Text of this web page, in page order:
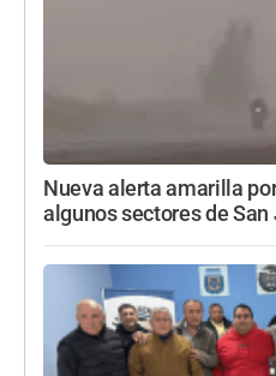
Nueva alerta amarilla
algunos sectores de San